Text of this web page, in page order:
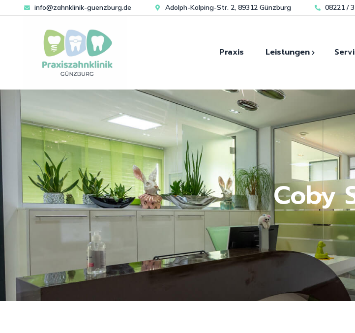
info@zahnklinik-guenzburg.de Adolph-Kolping-Str. 2, 89312 Günzburg 08221 /
Praxis Leistungen
Zahnästhetik
Laser und Mikroskopische-
Zahnheilkunde
Biologische Zahnheilkunde
Kiefergelenk-diagnostik
Implantologie
Prothetik
Parodontologie
All-On-4
Behandlungsmethode
Modernste
sofortigen
Schmerzfrei
Spezialisiert auf
Hauseigenes
Unsere
Coby